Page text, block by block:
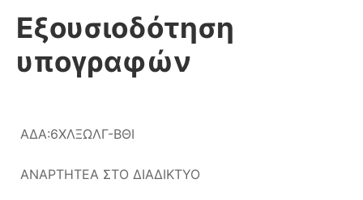
Εξουσιοδότηση
υπογραφών
ΑΔΑ:6ΧΛΞΩΛΓ-ΒΘΙ
ΑΝΑΡΤΗΤΕΑ ΣΤΟ ΔΙΑΔΙΚΤΥΟ